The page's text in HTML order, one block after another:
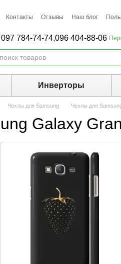
Контакты Отзывы Наш блог
097 784-74-74,096 404-88-06
Инверторы
Чехлы для Samsung Чехлы для
Galaxy